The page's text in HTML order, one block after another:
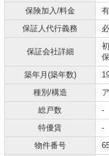
保険加入/料金
保証人代行義務
保証会社詳細
築年月(築年数)
種別/構造
総戸数
-
特優賃
-
物件番号